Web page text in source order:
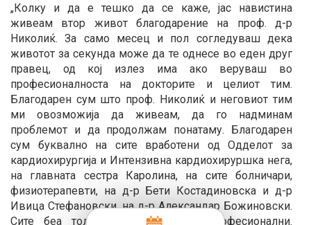
„Колку и да е тешко да се каже, јас навистина
живеам втор живот благодарение на проф. д-р
Николиќ. За само месец и пол согледуваш дека
животот за секунда може да те однесе во еден друг
правец, од кој излез има ако веруваш во
професионалноста на докторите и целиот тим.
Благодарен сум што проф. Николиќ и неговиот тим
ми овозможија да живеам, да го надминам
проблемот и да продолжам понатаму. Благодарен
сум буквално на сите вработени од Одделот за
кардиохирургија и Интензивна кардиохируршка нега,
на главната сестра Каролина, на сите болничари,
физиотерапевти, на д-р Бети Костадиновска и д-р
Ивица Стефановски, на д-р Александар Божиновски.
Сите беа толку организирани и професионални.